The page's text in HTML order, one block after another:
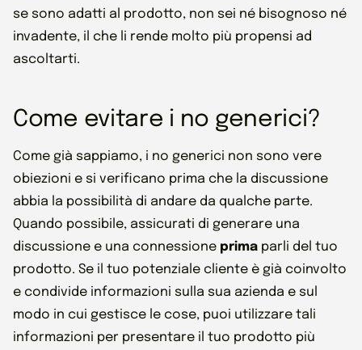
se sono adatti al prodotto, non sei né bisognoso né
invadente, il che li rende molto più propensi ad
ascoltarti.
Come evitare i no generici?
Come già sappiamo, i no generici non sono vere
obiezioni e si verificano prima che la discussione
abbia la possibilità di andare da qualche parte.
Quando possibile, assicurati di generare una
discussione e una connessione prima parli del tuo
prodotto. Se il tuo potenziale cliente è già coinvolto
e condivide informazioni sulla sua azienda e sul
modo in cui gestisce le cose, puoi utilizzare tali
informazioni per presentare il tuo prodotto più